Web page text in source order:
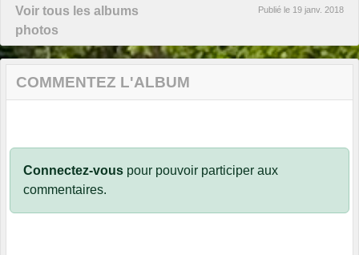
Voir tous les albums
photos
Publié le 19 janv. 2018
COMMENTEZ L'ALBUM
Connectez-vous pour pouvoir participer aux
commentaires.